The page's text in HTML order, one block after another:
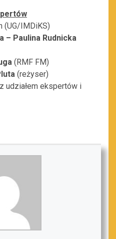
(UG/IMDiKS)
– Paulina Rudnicka
(RMF FM)
(reżyser)
udziałem ekspertów i